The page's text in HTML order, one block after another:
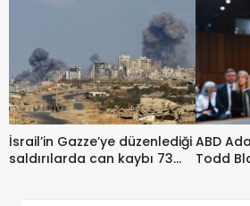
İsrail’in Gazze’ye düzenlediği
saldırılarda can kaybı 73
ABD
Todd